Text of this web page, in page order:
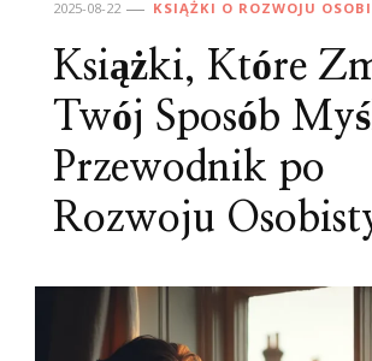
2025-08-22 KSIĄŻKI O ROZWOJU
Książki, Które
Twój Sposób
Przewodnik po
Rozwoju